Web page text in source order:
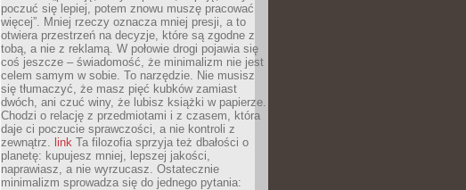
poczuć się lepiej, potem znowu muszę pracować
więcej”. Mniej rzeczy oznacza mniej presji, a to
otwiera przestrzeń na decyzje, które są zgodne z
tobą, a nie z reklamą. W połowie drogi pojawia się
coś jeszcze – świadomość, że minimalizm nie jest
celem samym w sobie. To narzędzie. Nie musisz
się tłumaczyć, że masz pięć kubków zamiast
dwóch, ani czuć winy, że lubisz książki w papierze.
Chodzi o relację z przedmiotami i z czasem, która
daje ci poczucie sprawczości, a nie kontroli z
zewnątrz. link Ta filozofia sprzyja też dbałości o
planetę: kupujesz mniej, lepszej jakości,
naprawiasz, a nie wyrzucasz. Ostatecznie
minimalizm sprowadza się do jednego pytania: